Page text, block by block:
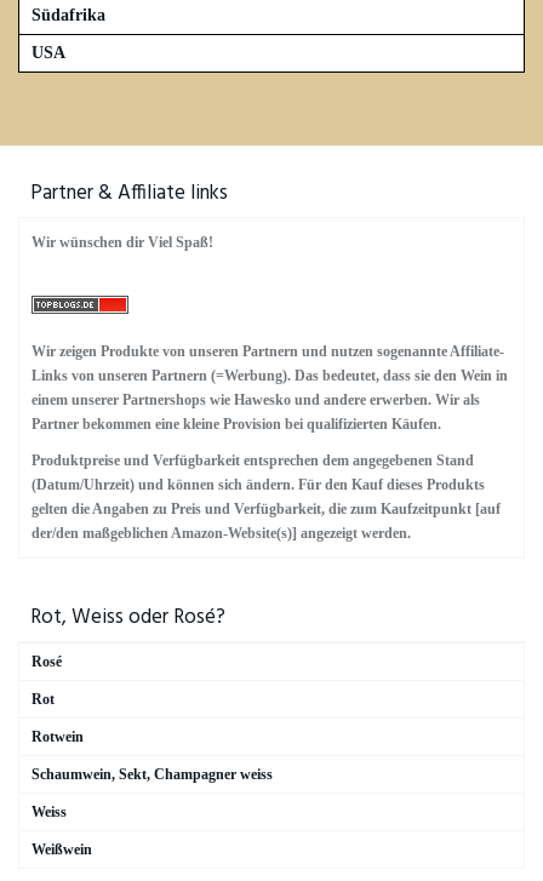
Geil
Marques de Riscal
NV
Opus
Pedro Ximinez Traube
Ramon Bilbao
Schloss Schönberg
Tarberner
Vega Sicilia
Südafrika
USA
Partner & Affiliate links
Wir wünschen dir Viel Spaß!
Wir zeigen Produkte von unseren Partnern und nutzen sogenannte Affiliate-
Links von unseren Partnern (=Werbung). Das bedeutet, dass sie den Wein in
einem unserer Partnershops wie Hawesko und andere erwerben. Wir als
Partner bekommen eine kleine Provision bei qualifizierten Käufen.
Produktpreise und Verfügbarkeit entsprechen dem angegebenen Stand
(Datum/Uhrzeit) und können sich ändern. Für den Kauf dieses Produkts
gelten die Angaben zu Preis und Verfügbarkeit, die zum Kaufzeitpunkt [auf
der/den maßgeblichen Amazon-Website(s)] angezeigt werden.
Rot, Weiss oder Rosé?
Rosé
Rot
Rotwein
Schaumwein, Sekt, Champagner weiss
Weiss
Weißwein